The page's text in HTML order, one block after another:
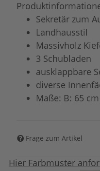
Sekretär zum
Landhausstil
Massivholz
3 Schubladen
ausklappbare
diverse
Maße: B: 65
Frage zum Artikel
Hier Farbmuster